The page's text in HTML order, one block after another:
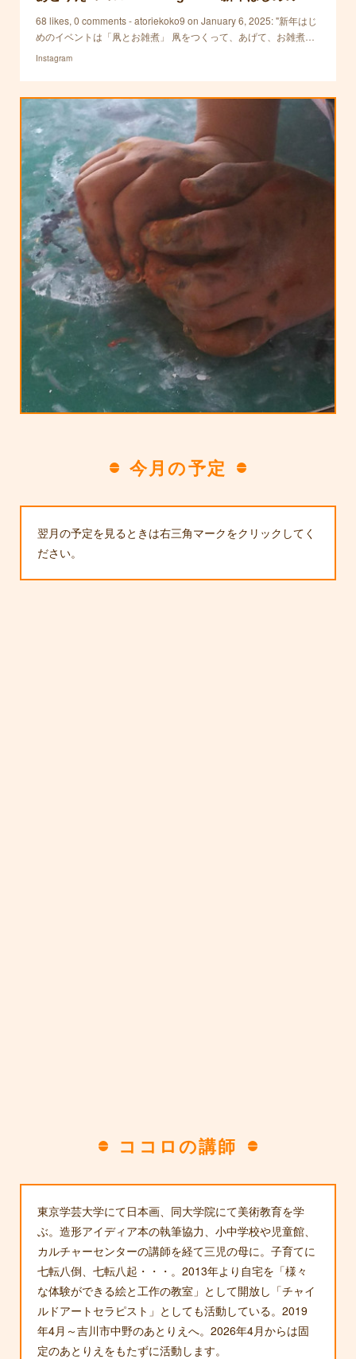
68 likes, 0 comments - atoriekoko9 on January 6, 2025: "新年はじ
めのイベントは「凧とお雑煮」 凧をつくって、あげて、お雑煮…
Instagram
今月の予定
翌月の予定を見るときは右三角マークをクリックしてく
ださい。
ココロの講師
東京学芸大学にて日本画、同大学院にて美術教育を学
ぶ。造形アイディア本の執筆協力、小中学校や児童館、
カルチャーセンターの講師を経て三児の母に。子育てに
七転八倒、七転八起・・・。2013年より自宅を「様々
な体験ができる絵と工作の教室」として開放し「チャイ
ルドアートセラピスト」としても活動している。2019
年4月～吉川市中野のあとりえへ。2026年4月からは固
定のあとりえをもたずに活動します。